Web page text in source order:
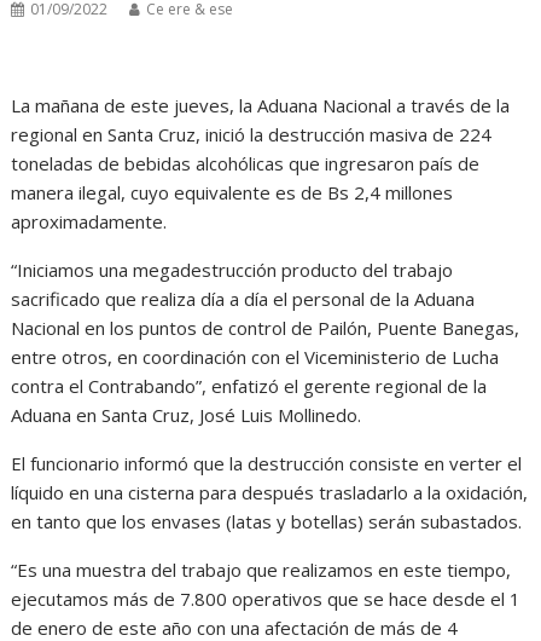
01/09/2022 Ce ere & ese
La mañana de este jueves, la Aduana Nacional a través de la
regional en Santa Cruz, inició la destrucción masiva de 224
toneladas de bebidas alcohólicas que ingresaron país de
manera ilegal, cuyo equivalente es de Bs 2,4 millones
aproximadamente.
“Iniciamos una megadestrucción producto del trabajo
sacrificado que realiza día a día el personal de la Aduana
Nacional en los puntos de control de Pailón, Puente Banegas,
entre otros, en coordinación con el Viceministerio de Lucha
contra el Contrabando”, enfatizó el gerente regional de la
Aduana en Santa Cruz, José Luis Mollinedo.
El funcionario informó que la destrucción consiste en verter el
líquido en una cisterna para después trasladarlo a la oxidación,
en tanto que los envases (latas y botellas) serán subastados.
“Es una muestra del trabajo que realizamos en este tiempo,
ejecutamos más de 7.800 operativos que se hace desde el 1
de enero de este año con una afectación de más de 4